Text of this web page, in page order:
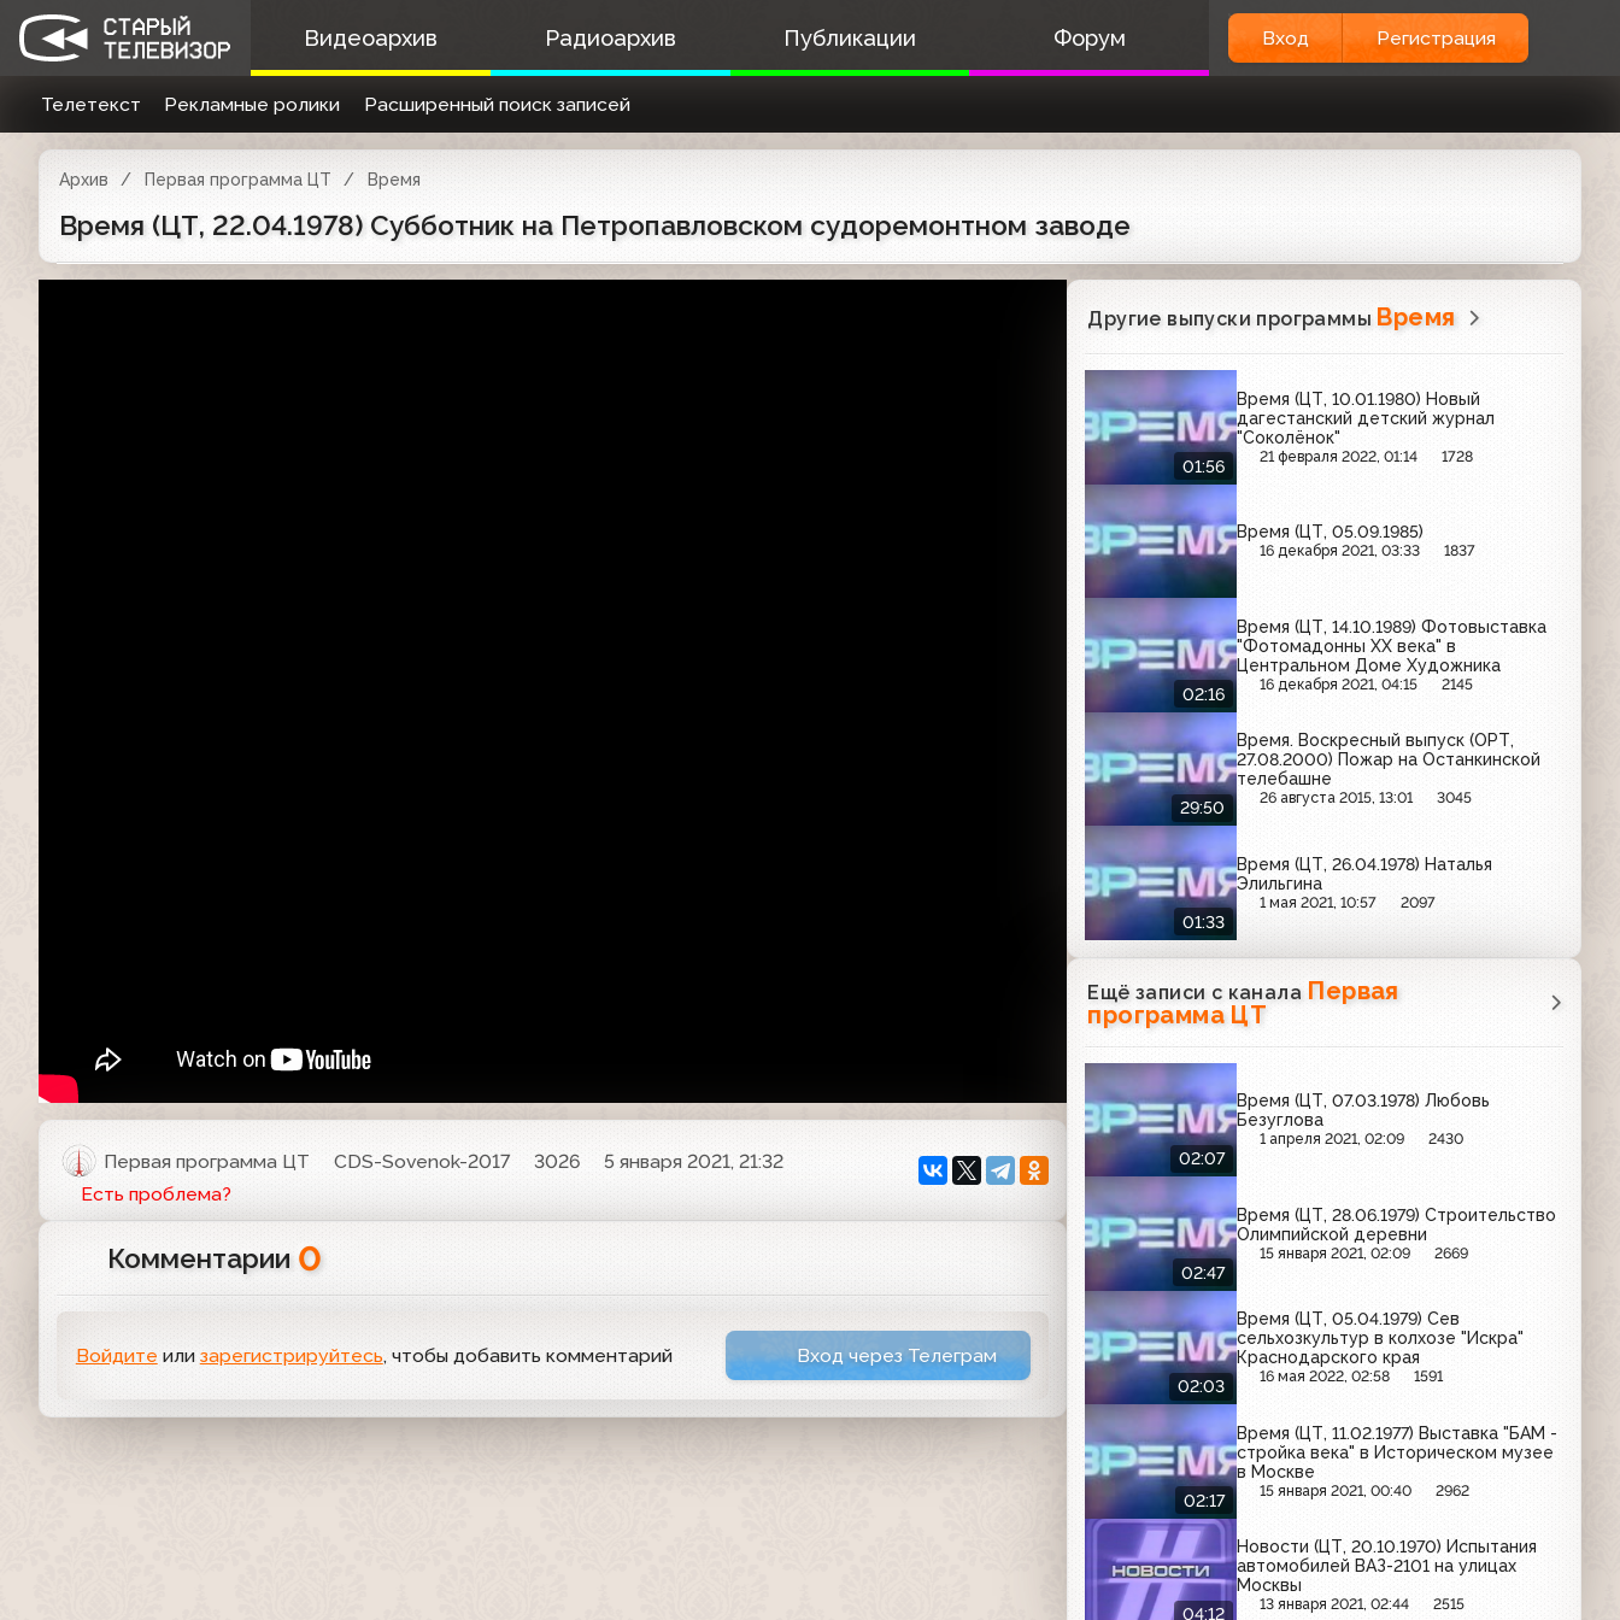
Видеоархив Радиоархив Публикации Форум Вход Регистрация
Телетекст Рекламные ролики Расширенный поиск записей
Архив Первая программа ЦТ Время
Время (ЦТ, 22.04.1978) Субботник на Петропавловском судоремонтном заводе
Первая программа ЦТ CDS-Sovenok-2017 3026
5 января 2021, 21:32
Есть проблема?
Комментарии 0
Войдите или зарегистрируйтесь, чтобы добавить комментарий Вход через Телеграм
Другие выпуски программы Время
01:56
Время (ЦТ, 10.01.1980) Новый
дагестанский детский журнал
"Соколёнок"
21 февраля 2022, 01:14 1728
Время (ЦТ, 05.09.1985)
16 декабря 2021, 03:33 1837
02:16
Время (ЦТ, 14.10.1989) Фотовыставка
"Фотомадонны XX века" в
Центральном Доме Художника
16 декабря 2021, 04:15 2145
29:50
Время. Воскресный выпуск (ОРТ,
27.08.2000) Пожар на Останкинской
телебашне
26 августа 2015, 13:01 3045
01:33
Время (ЦТ, 26.04.1978) Наталья
Элильгина
1 мая 2021, 10:57 2097
Ещё записи с канала Первая
программа ЦТ
02:07
Время (ЦТ, 07.03.1978) Любовь
Безуглова
1 апреля 2021, 02:09 2430
02:47
Время (ЦТ, 28.06.1979) Строительство
Олимпийской деревни
15 января 2021, 02:09 2669
02:03
Время (ЦТ, 05.04.1979) Сев
сельхозкультур в колхозе "Искра"
Краснодарского края
16 мая 2022, 02:58 1591
02:17
Время (ЦТ, 11.02.1977) Выставка "БАМ -
стройка века" в Историческом музее
в Москве
15 января 2021, 00:40 2962
04:12
Новости (ЦТ, 20.10.1970) Испытания
автомобилей ВАЗ-2101 на улицах
Москвы
13 января 2021, 02:44 2515